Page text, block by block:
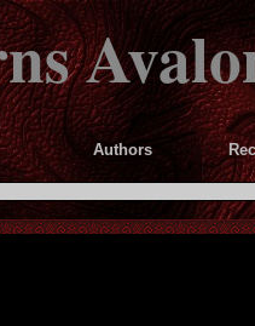
Authors